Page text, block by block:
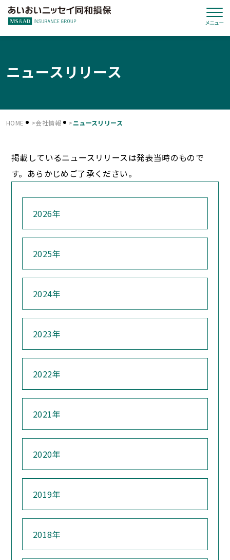
ニュースリリース
HOME 会社情報 ニュースリリース
掲載しているニュースリリースは発表当時のもので
す。あらかじめご了承ください。
2026年
2025年
2024年
2023年
2022年
2021年
2020年
2019年
2018年